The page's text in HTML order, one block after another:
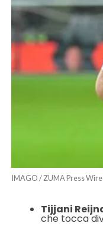
IMAGO / ZUMA Press Wire
Tijjani
che tocca